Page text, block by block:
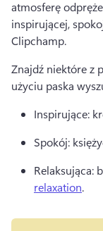
atmosferę
inspirującej,
Clipchamp.
Znajdź niektóre z
użyciu paska
Inspirujące:
Spokój:
Relaksująca:
relaxation.